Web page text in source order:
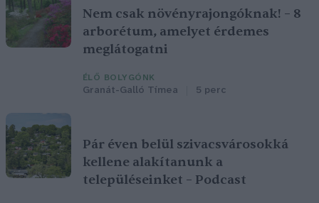
Nem csak növényrajongóknak! – 8
arborétum, amelyet érdemes
meglátogatni
ÉLŐ BOLYGÓNK
Granát-Galló Tímea 5 perc
Pár éven belül szivacsvárosokká
kellene alakítanunk a
településeinket – Podcast